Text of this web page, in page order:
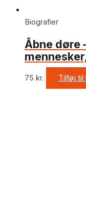
Biografier
Åbne døre
75 kr. Tilføj til